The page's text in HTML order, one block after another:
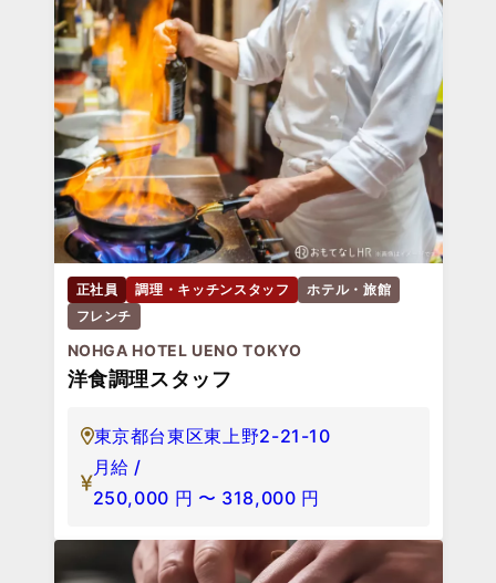
正社員 調理・キッチンスタッフ
ホテル・旅館
フレンチ
NOHGA HOTEL UENO TOKYO
洋食調理スタッフ
東京都台東区東上野2-21-10
月給 /
250,000 円 〜 318,000 円